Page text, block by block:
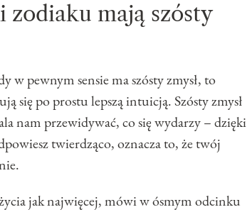
zodiaku mają szósty
w pewnym sensie ma szósty zmysł, to
się po prostu lepszą intuicją. Szósty zmysł
nam przewidywać, co się wydarzy – dzięki
twierdząco, oznacza to, że twój
jak najwięcej, mówi w ósmym odcinku